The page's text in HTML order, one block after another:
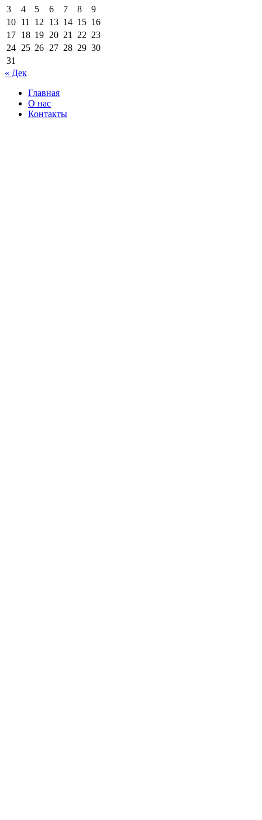
3
4 5 6 7 8
9
10 11 12 13 14 15 16
17 18 19 20 21 22 23
24 25 26 27 28 29 30
31
« Дек
Главная
О нас
Контакты